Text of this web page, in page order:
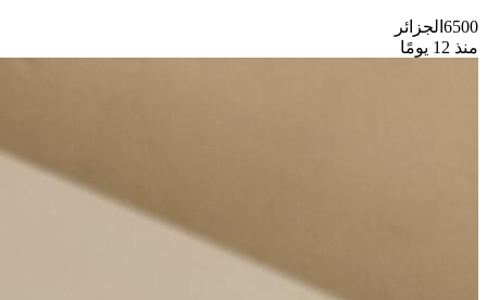
6500 الجزائر
منذ 12 يومًا